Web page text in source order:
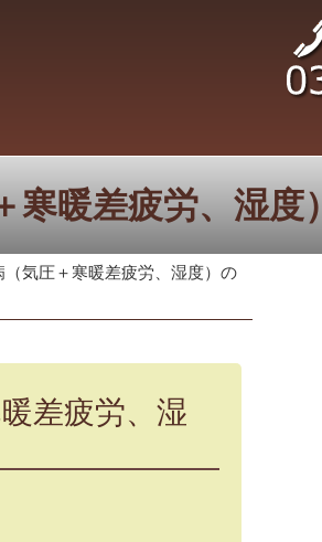
暖差疲労、湿度
気圧＋寒暖差疲労、湿度）の
差疲労、湿